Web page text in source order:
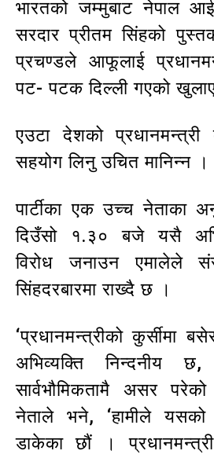
भारतको जम्मुबाट नेपाल
सरदार प्रीतम सिंहको
प्रचण्डले आफूलाई
पट- पटक दिल्ली गएको
एउटा देशको
सहयोग लिनु उचित मानिन्न ।
पार्टीका एक उच्च नेताका
दिउँसो १.३० बजे यसै
विरोध जनाउन एमालेले
सिंहदरबारमा राख्दै छ ।
‘प्रधानमन्त्रीको कुर्सीमा
अभिव्यक्ति निन्दनीय
सार्वभौमिकतामै असर
नेताले भने, ‘हामीले यसको
डाकेका छौं ।